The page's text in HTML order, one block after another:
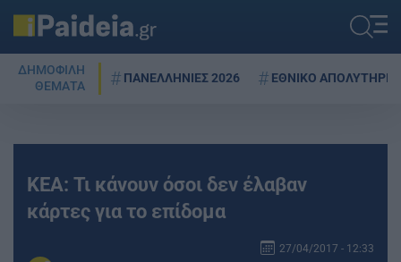
ΔΗΜΟΦΙΛΗ
ΘΕΜΑΤΑ
ΠΑΝΕΛΛΗΝΙΕΣ 2026 ΕΘΝΙΚΟ ΑΠΟΛΥΤΗΡΙΟ
KEA: Τι κάνουν όσοι δεν έλαβαν
κάρτες για το επίδομα
27/04/2017 - 12:33